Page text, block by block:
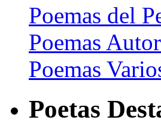
Poemas del
Poemas
Poemas
Poetas